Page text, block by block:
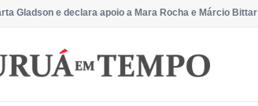
Gladson e declara apoio a Mara Rocha e Márcio Bittar